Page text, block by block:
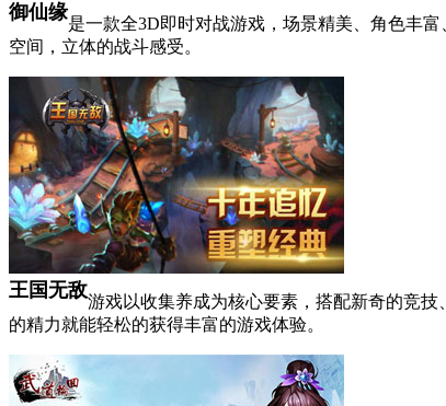
御仙缘
是一款全3D即时对战游戏，场景精美、角色丰
空间，立体的战斗感受。
王国无敌
游戏以收集养成为核心要素，搭配新奇的竞
的精力就能轻松的获得丰富的游戏体验。